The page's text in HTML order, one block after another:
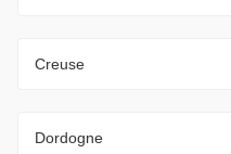
Creuse
Dordogne